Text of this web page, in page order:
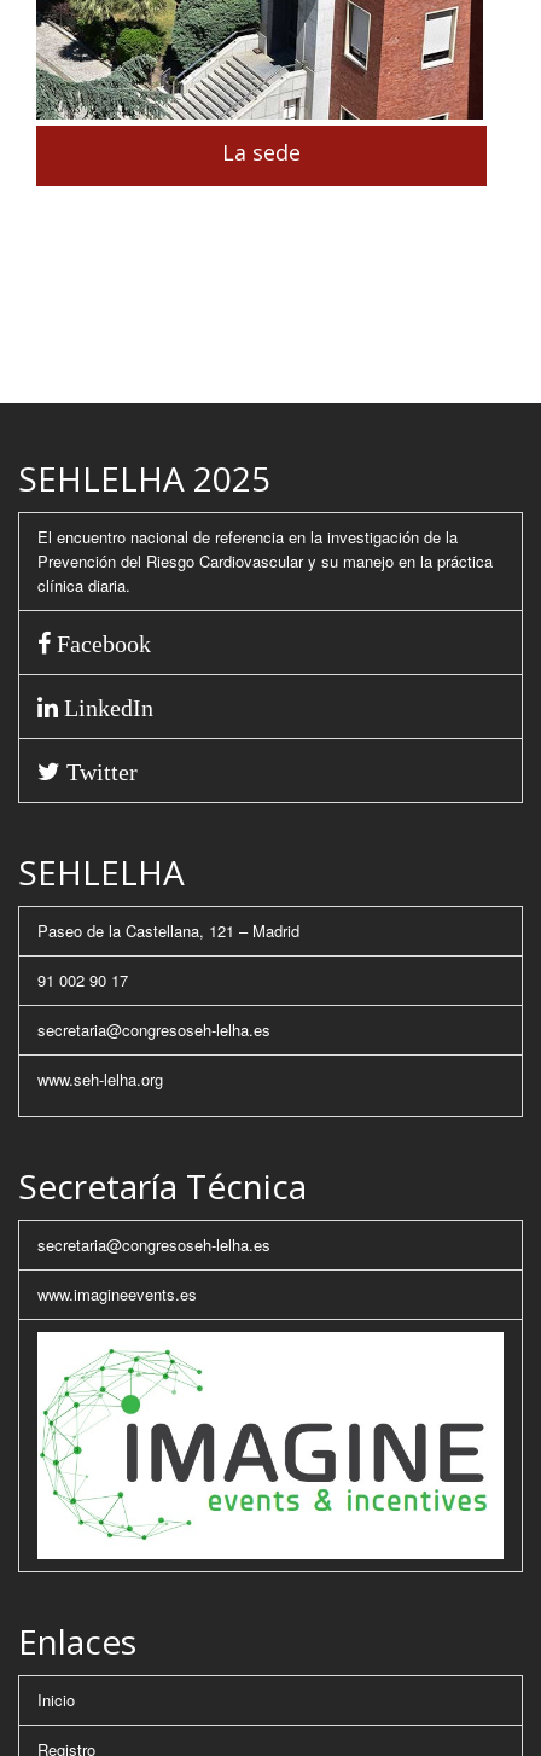
La sede
SEHLELHA 2025
El encuentro nacional de referencia en la investigación de la
Prevención del Riesgo Cardiovascular y su manejo en la práctica
clínica diaria.
Facebook
LinkedIn
Twitter
SEHLELHA
Paseo de la Castellana, 121 – Madrid
91 002 90 17
secretaria@congresoseh-lelha.es
www.seh-lelha.org
Secretaría Técnica
secretaria@congresoseh-lelha.es
www.imagineevents.es
Enlaces
Inicio
Registro